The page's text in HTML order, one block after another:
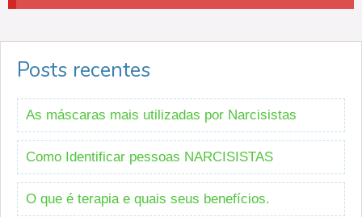
Posts recentes
As máscaras mais utilizadas por Narcisistas
Como Identificar pessoas NARCISISTAS
O que é terapia e quais seus benefícios.